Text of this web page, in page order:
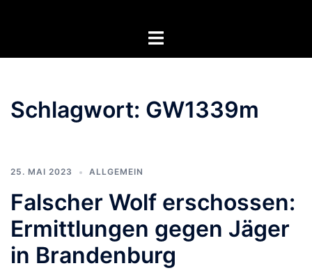
Menü
Schlagwort: GW1339m
25. MAI 2023 ALLGEMEIN
Falscher Wolf erschossen:
Ermittlungen gegen Jäger
in Brandenburg